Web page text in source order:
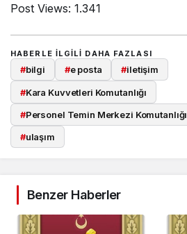
Post Views: 1.341
HABERLE ILGILI DAHA FAZLASI
#bilgi #e posta #iletişim
#Kara Kuvvetleri Komutanlığı
#Personel Temin Merkezi Komutanlığı
#ulaşım
Benzer Haberler